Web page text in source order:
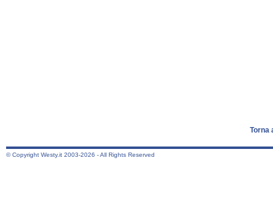
Torna
© Copyright Westy.it 2003-2026 - All Rights Reserved